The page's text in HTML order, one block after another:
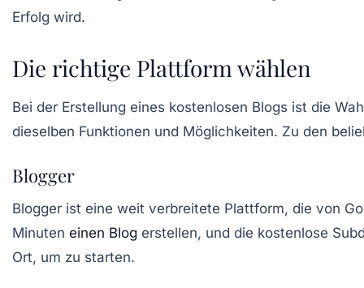
Erfolg wird.
Die richtige Plattform wählen
Bei der Erstellung eines kostenlosen Blogs ist die
dieselben Funktionen und Möglichkeiten. Zu den
Blogger
Blogger ist eine weit verbreitete Plattform, die von
Minuten einen Blog erstellen, und die kostenlose
Ort, um zu starten.